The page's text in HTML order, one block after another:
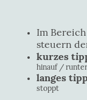
Im
steuern
kurzes
hinauf / runter
langes
stoppt